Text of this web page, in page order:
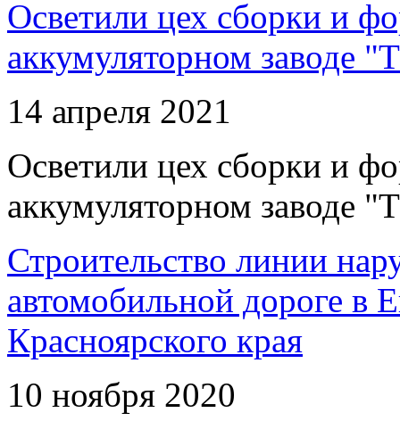
Осветили цех сборки и
аккумуляторном заводе
14 апреля 2021
Осветили цех сборки и
аккумуляторном заводе
Строительство линии
автомобильной дороге в
Красноярского края
10 ноября 2020